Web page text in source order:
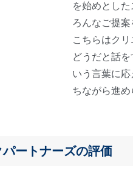
を始めとし
ろんなご提案
こちらはク
どうだと話
いう言葉に
ちながら進め
ートナーズの評価